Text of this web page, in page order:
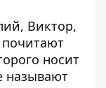
Виктор,
почитают
носит
называют